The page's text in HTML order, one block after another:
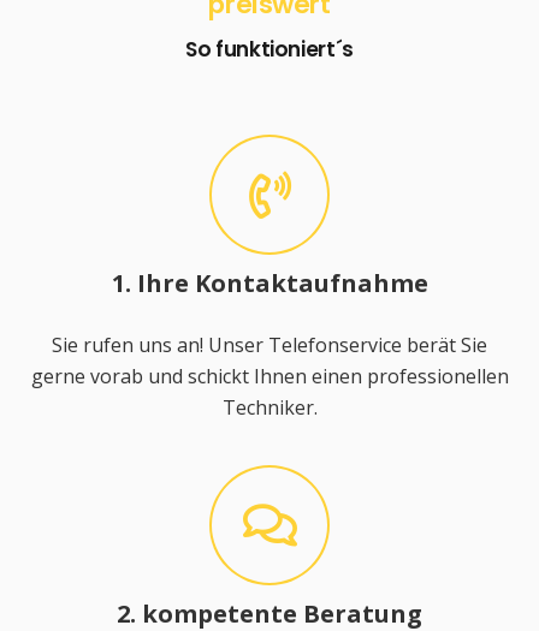
So funktioniert´s
1. Ihre Kontaktaufnahme
Sie rufen uns an! Unser Telefonservice berät Sie
gerne vorab und schickt Ihnen einen professionellen
Techniker.
2. kompetente Beratung